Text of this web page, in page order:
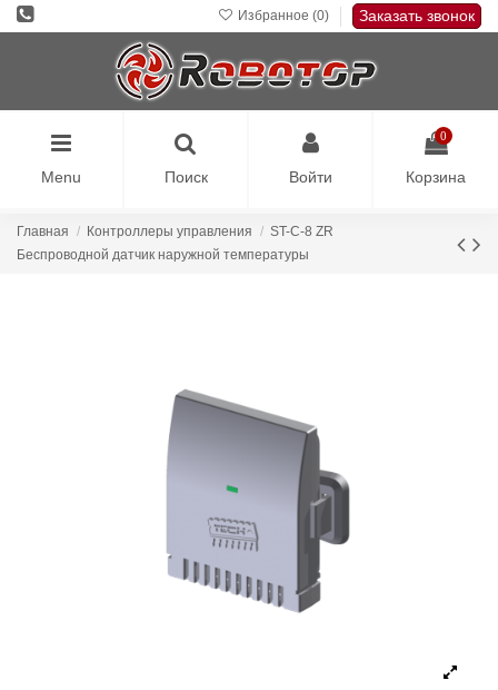
Избранное (0) Заказать звонок
Menu Поиск Войти
0
Корзина
Главная Контроллеры управления
ST-C-8 ZR
Беспроводной датчик наружной температуры